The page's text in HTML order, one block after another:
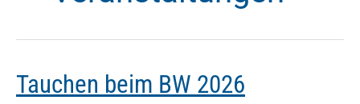
Tauchen beim BW 2026